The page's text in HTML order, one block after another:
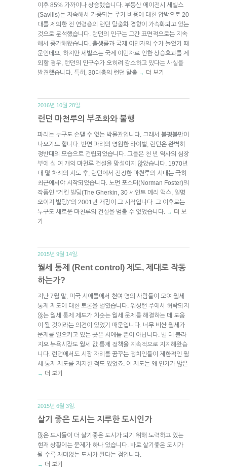
이후 85% 가까이나 상승했습니다. 부동산 에이전시 세빌스
(Savills)는 지속해서 가중되는 주거 비용에 대한 압박으로 20
대를 제외한 전 연령층의 런던 탈출화 경향이 가속화되고 있는
것으로 분석했습니다. 런던의 인구는 그간 표면적으로는 지속
해서 증가해왔습니다. 출생률과 국제 이민자의 수가 늘었기 때
문인데요. 하지만 세빌스는 국제 이민자로 인한 상승효과를 제
외할 경우, 런던의 인구수가 오히려 감소하고 있다는 사실을
발견했습니다. 특히, 30대층의 런던 탈출 → 더 보기
2016년 10월 28일.
런던 마천루의 부조화와 불행
파리는 누구도 손댈 수 없는 박물관입니다. 그래서 불평불만이
나오기도 합니다. 반면 파리의 영원한 라이벌, 런던은 완벽히
정반대의 모습으로 건립되었습니다. 그들은 천 년 역사의 심장
부에 십 여 개의 마천루 건설을 망설이지 않았습니다. 1970년
대 몇 차례의 시도 후, 런던에서 진정한 마천루의 시대는 극히
최근에서야 시작되었습니다. 노먼 포스터(Norman Foster)의
작품인 “거킨 빌딩(The Gherkin, 30 세인트 메리 액스, 일명
오이지 빌딩)”의 2001년 개장이 그 시작입니다. 그 이후로는
누구도 새로운 마천루의 건설을 멈출 수 없었습니다.
→ 더 보
기
2015년 9월 14일.
월세 통제 (Rent control) 제도, 제대로 작동
하는가?
지난 7월 말, 미국 시애틀에서 천여 명의 사람들이 모여 월세
통제 제도에 대한 토론을 벌였습니다. 워싱턴 주에서 허락되지
않는 월세 통제 제도가 치솟는 월세 문제를 해결하는 데 도움
이 될 것이라는 의견이 있었기 때문입니다. 너무 비싼 월세가
문제를 일으키고 있는 곳은 시애틀 뿐이 아닙니다. 빌 데 블라
지오 뉴욕시장도 월세 값 통제 정책을 지속적으로 지지해왔습
니다. 런던에서도 시장 자리를 꿈꾸는 정치인들이 제한적인 월
세 통제 제도를 지지한 적도 있었죠. 이 제도는 왜 인기가 많은
→ 더 보기
2015년 6월 3일.
살기 좋은 도시는 지루한 도시인가
많은 도시들이 더 살기좋은 도시가 되기 위해 노력하고 있는
현재 상황에는 문제가 하나 있습니다. 바로 살기좋은 도시가
될 수록 재미없는 도시가 된다는 점입니다.
→ 더 보기